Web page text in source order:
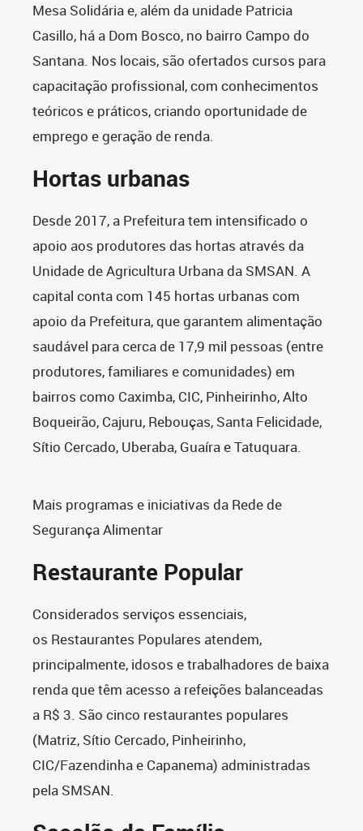
Mesa Solidária e, além da unidade Patricia
Casillo, há a Dom Bosco, no bairro Campo do
Santana. Nos locais, são ofertados cursos para
capacitação profissional, com conhecimentos
teóricos e práticos, criando oportunidade de
emprego e geração de renda.
Hortas urbanas
Desde 2017, a Prefeitura tem intensificado o
apoio aos produtores das hortas através da
Unidade de Agricultura Urbana da SMSAN. A
capital conta com 145 hortas urbanas com
apoio da Prefeitura, que garantem alimentação
saudável para cerca de 17,9 mil pessoas (entre
produtores, familiares e comunidades) em
bairros como Caximba, CIC, Pinheirinho, Alto
Boqueirão, Cajuru, Rebouças, Santa Felicidade,
Sítio Cercado, Uberaba, Guaíra e Tatuquara.
Mais programas e iniciativas da Rede de
Segurança Alimentar
Restaurante Popular
Considerados serviços essenciais,
os Restaurantes Populares atendem,
principalmente, idosos e trabalhadores de baixa
renda que têm acesso a refeições balanceadas
a R$ 3. São cinco restaurantes populares
(Matriz, Sítio Cercado, Pinheirinho,
CIC/Fazendinha e Capanema) administradas
pela SMSAN.